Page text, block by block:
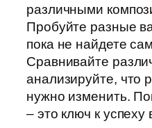
различными
Пробуйте разные
пока не найдете
Сравнивайте
анализируйте, что
нужно изменить.
– это ключ к